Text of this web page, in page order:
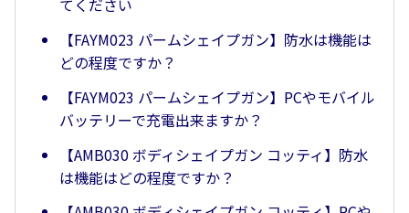
てください
【FAYM023 パームシェイプガン】防水は機能は
どの程度ですか？
【FAYM023 パームシェイプガン】PCやモバイル
バッテリーで充電出来ますか？
【AMB030 ボディシェイプガン コッティ】防水
は機能はどの程度ですか？